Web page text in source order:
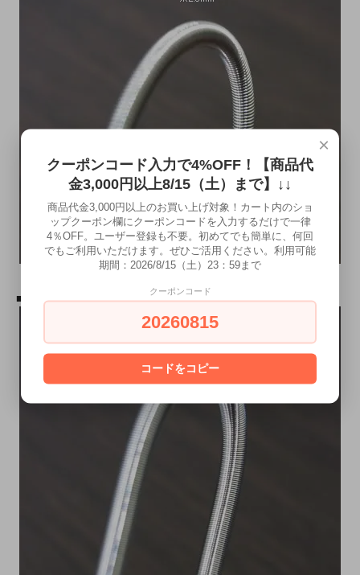
■2.5mm（OP-604）JAN：4943209116041
×
クーポンコード入力で4%OFF！【商品代
金3,000円以上8/15（土）まで】↓↓
商品代金3,000円以上のお買い上げ対象！カート内のショ
ップクーポン欄にクーポンコードを入力するだけで一律
4％OFF。ユーザー登録も不要。初めてでも簡単に、何回
でもご利用いただけます。ぜひご活用ください。利用可能
期間：2026/8/15（土）23：59まで
クーポンコード
20260815
コードをコピー